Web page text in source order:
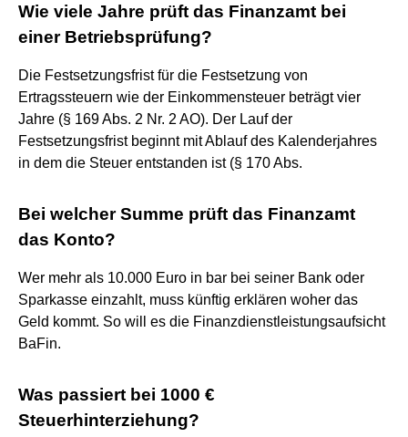
Wie viele Jahre prüft das Finanzamt bei
einer Betriebsprüfung?
Die Festsetzungsfrist für die Festsetzung von
Ertragssteuern wie der Einkommensteuer beträgt vier
Jahre (§ 169 Abs. 2 Nr. 2 AO). Der Lauf der
Festsetzungsfrist beginnt mit Ablauf des Kalenderjahres
in dem die Steuer entstanden ist (§ 170 Abs.
Bei welcher Summe prüft das Finanzamt
das Konto?
Wer mehr als 10.000 Euro in bar bei seiner Bank oder
Sparkasse einzahlt, muss künftig erklären woher das
Geld kommt. So will es die Finanzdienstleistungsaufsicht
BaFin.
Was passiert bei 1000 €
Steuerhinterziehung?